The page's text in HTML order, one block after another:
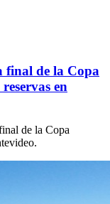
final de la Copa
en
de la Copa